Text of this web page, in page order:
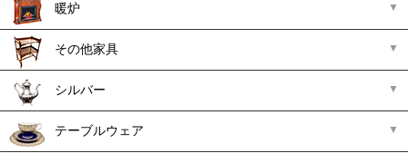
暖炉
その他家具
シルバー
テーブルウェア